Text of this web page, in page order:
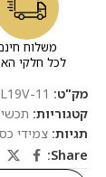
משלוח
לכל חלקי
מק"ט: 11
קטגוריות:
תגיות: צמידי
Share: